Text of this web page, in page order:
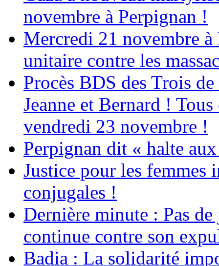
novembre à Perpignan !
Mercredi 21 novembre à
unitaire contre les
Procès BDS des Trois
Jeanne et Bernard !
vendredi 23 novembre !
Perpignan dit « halte
Justice pour les femmes
conjugales !
Dernière minute : Pas
continue contre son
Badia : La solidarité